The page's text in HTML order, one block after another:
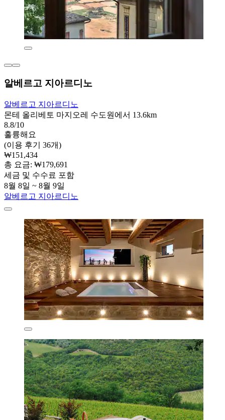
알베르고 지아르디노
알베르고 지아르디노
몬테 올리베토 마지오레 수도원에서 13.6km
8.8/10
훌륭해요
(이용 후기 36개)
₩151,434
총 요금: ₩179,691
세금 및 수수료 포함
8월 8일 ~ 8월 9일
알베르고 지아르디노